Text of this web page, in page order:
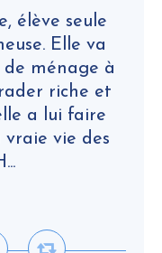
élève seule
Elle va
ménage à
riche et
a lui faire
vraie vie des